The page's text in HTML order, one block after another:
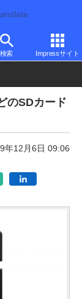
検索 Impressサイト
のSDカード
年12月6日 09:06